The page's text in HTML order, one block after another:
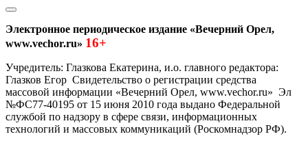
Электронное периодическое издание «Вечерний Орел,
www.vechor.ru» 16+
Учредитель: Глазкова Екатерина, и.о. главного редактора:
Глазков Егор Свидетельство о регистрации средства
массовой информации «Вечерний Орел, www.vechor.ru» Эл
№ФС77-40195 от 15 июня 2010 года выдано Федеральной
службой по надзору в сфере связи, информационных
технологий и массовых коммуникаций (Роскомнадзор РФ).